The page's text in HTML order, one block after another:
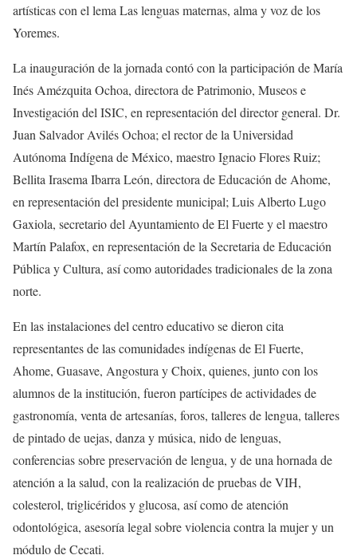
artísticascon el lema Las lenguas maternas, alma y voz de los
Yoremes.
La inauguración de la jornada contó con la participación de María
Inés Amézquita Ochoa, directora de Patrimonio, Museos e
Investigación del ISIC, en representación del director general. Dr.
Juan Salvador Avilés Ochoa; el rector de la Universidad
Autónoma Indígena de México, maestro Ignacio Flores Ruiz;
Bellita Irasema Ibarra León, directora de Educación de Ahome,
en representación del presidente municipal; Luis Alberto Lugo
Gaxiola, secretario del Ayuntamiento de El Fuerte y el maestro
Martín Palafox, en representación de la Secretaria de Educación
Pública y Cultura, así comoautoridades tradicionales de la zona
norte.
En las instalaciones del centro educativo se dieron cita
representantes de las comunidades indígenas deEl Fuerte,
Ahome, Guasave, Angostura y Choix, quienes, junto con los
alumnos de la institución, fueron partícipes de actividades de
gastronomía, venta de artesanías, foros, talleres de lengua, talleres
de pintado de uejas, danza y música, nido de lenguas,
conferencias sobre preservación de lengua, y de una hornada de
atención a la salud, con la realización de pruebas de VIH,
colesterol, triglicéridos y glucosa, así como de atención
odontológica, asesoría legal sobre violencia contra la mujer y un
módulo de Cecati.